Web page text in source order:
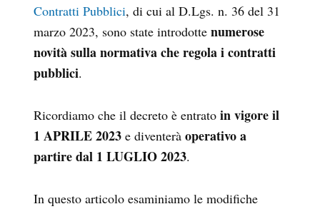
Contratti Pubblici, di cui al D.Lgs. n. 36 del 31
marzo 2023, sono state introdotte numerose
novità sulla normativa che regola i contratti
pubblici.
Ricordiamo che il decreto è entrato in vigore il
1 APRILE 2023 e diventerà operativo a
partire dal 1 LUGLIO 2023.
In questo articolo esaminiamo le modifiche